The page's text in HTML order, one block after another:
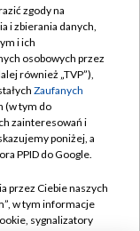
zgody na
i zbierania danych,
i ich
osobowych przez
również „TVP”),
Zaufanych
(w tym do
zainteresowań i
poniżej, a
PPID do Google.
przez Ciebie naszych
w tym informacje
sygnalizatory